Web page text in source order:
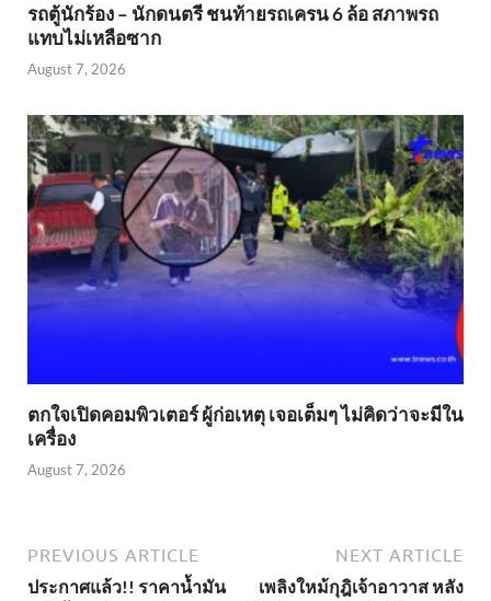
รถตู้นักร้อง – นักดนตรี ชนท้ายรถเครน 6 ล้อ สภาพรถ
แทบไม่เหลือซาก
August 7, 2026
ตกใจเปิดคอมพิวเตอร์ ผู้ก่อเหตุ เจอเต็มๆ ไม่คิดว่าจะมีใน
เครื่อง
August 7, 2026
PREVIOUS ARTICLE
ประกาศแล้ว!! ราคาน้ำมัน
NEXT ARTICLE
เพลิงใหม้กุฎิเจ้าอาวาส หลัง